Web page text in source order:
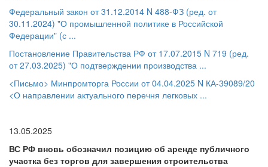
Федеральный закон от 31.12.2014 N 488-ФЗ (ред. от
30.11.2024) "О промышленной политике в Российской
Федерации" (с ...
Постановление Правительства РФ от 17.07.2015 N 719 (ред.
от 27.03.2025) "О подтверждении производства ...
<Письмо> Минпромторга России от 04.04.2025 N КА-39089/20
<О направлении актуального перечня легковых ...
13.05.2025
ВС РФ вновь обозначил позицию об аренде публичного
участка без торгов для завершения строительства